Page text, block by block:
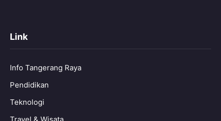
Link
Info Tangerang Raya
Pendidikan
Teknologi